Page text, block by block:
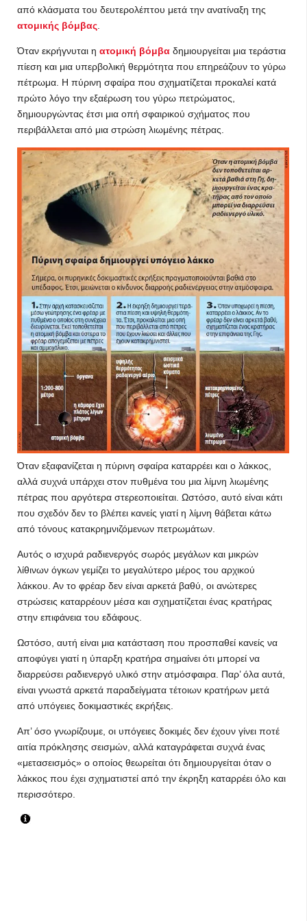
από κλάσματα του δευτερολέπτου μετά την ανατίναξη της
ατομικής βόμβας
Όταν εκρήγνυται η ατομική βόμβα δημιουργείται μια τεράστια
πίεση και μια υπερβολική θερμότητα που επηρεάζουν το γύρω
πέτρωμα. Η πύρινη σφαίρα που σχηματίζεται προκαλεί κατά
πρώτο λόγο την εξαέρωση του γύρω πετρώματος,
δημιουργώντας έτσι μια οπή σφαιρικού σχήματος που
περιβάλλεται από μια στρώση λιωμένης πέτρας.
Όταν εξαφανίζεται η πύρινη σφαίρα καταρρέει και ο λάκκος,
αλλά συχνά υπάρχει στον πυθμένα του μια λίμνη λιωμένης
πέτρας που αργότερα στερεοποιείται. Ωστόσο, αυτό είναι κάτι
που σχεδόν δεν το βλέπει κανείς γιατί η λίμνη θάβεται κάτω
από τόνους κατακρημνιζόμενων πετρωμάτων.
Αυτός ο ισχυρά ραδιενεργός σωρός μεγάλων και μικρών
λίθινων όγκων γεμίζει το μεγαλύτερο μέρος του αρχικού
λάκκου. Αν το φρέαρ δεν είναι αρκετά βαθύ, οι ανώτερες
στρώσεις καταρρέουν μέσα και σχηματίζεται ένας κρατήρας
στην επιφάνεια του εδάφους.
Ωστόσο, αυτή είναι μια κατάσταση που προσπαθεί κανείς να
αποφύγει γιατί η ύπαρξη κρατήρα σημαίνει ότι μπορεί να
διαρρεύσει ραδιενεργό υλικό στην ατμόσφαιρα. Παρ’ όλα αυτά,
είναι γνωστά αρκετά παραδείγματα τέτοιων κρατήρων μετά
από υπόγειες δοκιμαστικές εκρήξεις.
Απ’ όσο γνωρίζουμε, οι υπόγειες δοκιμές δεν έχουν γίνει ποτέ
αιτία πρόκλησης σεισμών, αλλά καταγράφεται συχνά ένας
«μετασεισμός» ο οποίος θεωρείται ότι δημιουργείται όταν ο
λάκκος που έχει σχηματιστεί από την έκρηξη καταρρέει όλο και
περισσότερο.